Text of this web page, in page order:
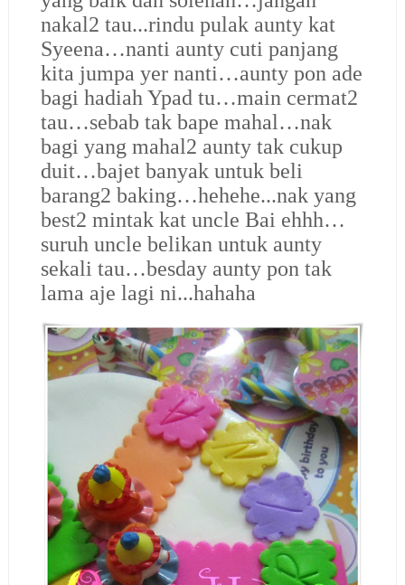
nakal2 tau...rindu pulak aunty kat
Syeena…nanti aunty cuti panjang
kita jumpa yer nanti…aunty pon ade
bagi hadiah Ypad tu…main cermat2
tau…sebab tak bape mahal…nak
bagi yang mahal2 aunty tak cukup
duit…bajet banyak untuk beli
barang2 baking…hehehe...nak yang
best2 mintak kat uncle Bai ehhh…
suruh uncle belikan untuk aunty
sekali tau…besday aunty pon tak
lama aje lagi ni...hahaha